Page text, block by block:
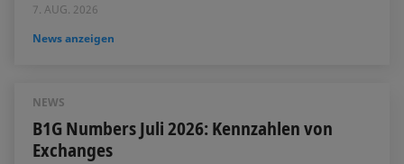
7. AUG. 2026
News anzeigen
NEWS
B1G Numbers Juli 2026: Kennzahlen von
Exchanges